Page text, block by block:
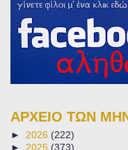
ΑΡΧΕΙΟ ΤΩΝ
► 2026 (222)
► 2025 (373)